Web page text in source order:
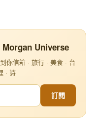
Morgan Universe
你信箱 · 旅行 · 美食 · 台
· 詩
訂閱